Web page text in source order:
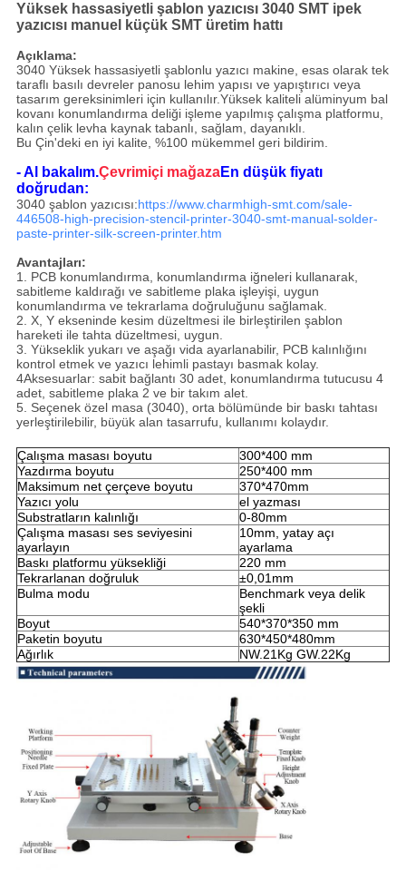
Yüksek hassasiyetli şablon yazıcısı 3040 SMT ipek
yazıcısı manuel küçük SMT üretim hattı
Açıklama:
3040 Yüksek hassasiyetli şablonlu yazıcı makine, esas olarak tek
taraflı basılı devreler panosu lehim yapısı ve yapıştırıcı veya
tasarım gereksinimleri için kullanılır.Yüksek kaliteli alüminyum bal
kovanı konumlandırma deliği işleme yapılmış çalışma platformu,
kalın çelik levha kaynak tabanlı, sağlam, dayanıklı.
Bu Çin'deki en iyi kalite, %100 mükemmel geri bildirim.
- Al bakalım.Çevrimiçi mağazaEn düşük fiyatı
doğrudan:
3040 şablon yazıcısı:https://www.charmhigh-smt.com/sale-
446508-high-precision-stencil-printer-3040-smt-manual-solder-
paste-printer-silk-screen-printer.htm
Avantajları:
1. PCB konumlandırma, konumlandırma iğneleri kullanarak,
sabitleme kaldırağı ve sabitleme plaka işleyişi, uygun
konumlandırma ve tekrarlama doğruluğunu sağlamak.
2. X, Y ekseninde kesim düzeltmesi ile birleştirilen şablon
hareketi ile tahta düzeltmesi, uygun.
3. Yükseklik yukarı ve aşağı vida ayarlanabilir, PCB kalınlığını
kontrol etmek ve yazıcı lehimli pastayı basmak kolay.
4Aksesuarlar: sabit bağlantı 30 adet, konumlandırma tutucusu 4
adet, sabitleme plaka 2 ve bir takım alet.
5. Seçenek özel masa (3040), orta bölümünde bir baskı tahtası
yerleştirilebilir, büyük alan tasarrufu, kullanımı kolaydır.
Çalışma masası boyutu
300*400 mm
Yazdırma boyutu
250*400 mm
Maksimum net çerçeve boyutu
370*470mm
Yazıcı yolu
el yazması
Substratların kalınlığı
0-80mm
Çalışma masası ses seviyesini
ayarlayın
10mm, yatay açı
ayarlama
Baskı platformu yüksekliği
220 mm
Tekrarlanan doğruluk
±0,01mm
Bulma modu
Benchmark veya delik
şekli
Boyut
540*370*350 mm
Paketin boyutu
630*450*480mm
Ağırlık
NW.21Kg GW.22Kg